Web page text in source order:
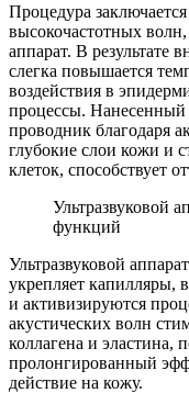
Процедура
высокочастотных волн,
аппарат. В результате
слегка повышается
воздействия в
процессы. Нанесенный
проводник благодаря
глубокие слои кожи и
клеток, способствует
Ультразвуковой
функций
Ультразвуковой
укрепляет капилляры,
и активизируются
акустических волн
коллагена и эластина,
пролонгированный
действие на кожу.